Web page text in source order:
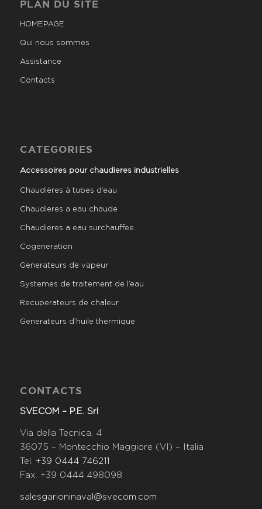
PLAN DU SITE
HOMEPAGE
Qui nous sommes
Assistance
Contacts
CATEGORIES
Accessoires pour chaudieres industrielles
Chaudières à tubes d’eau
Chaudieres a eau chaude
Chaudieres a eau surchauffee
Cogeneration
Generateurs de vapeur
Systemes de traitement de l’eau
Recuperateurs de chaleur
Generateurs d’huile thermique
CONTACTS
SVECOM – P.E. Srl
Via della Tecnica, 4
36075 – Montecchio Maggiore (VI) – Italia
Tel. +39 0444 746211
Fax. +39 0444 498098
salesgarioninaval@svecom.com